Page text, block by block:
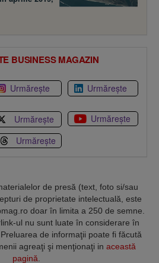
BUSINESS MAGAZIN
Urmărește Urmărește
Urmărește
Urmărește
Urmărește
de presă (text, foto si/sau
de proprietate intelectuală, este
doar în limita a 250 de semne.
ul nu sunt luate în considerare în
de informaţii poate fi făcută
agreaţi şi menţionaţi in această
pagină.